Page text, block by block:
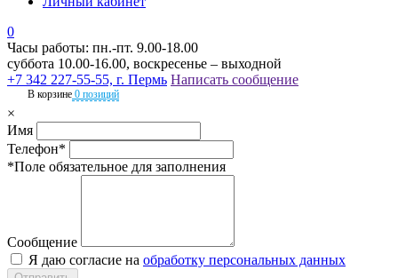
0
Часы работы: пн.-пт. 9.00-18.00
суббота 10.00-16.00, воскресенье – выходной
+7 342 227-55-55, г. Пермь Написать сообщение
В корзине 0 позиций
×
Имя
Телефон*
*Поле обязательное для заполнения
Сообщение
Я даю согласие на обработку персональных данных